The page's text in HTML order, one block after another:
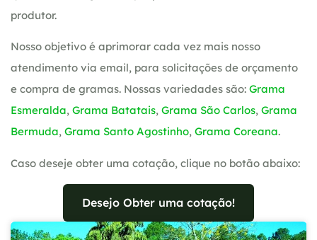
produtor.
Nosso objetivo é aprimorar cada vez mais nosso
atendimento via email, para solicitações de orçamento
e compra de gramas. Nossas variedades são: Grama
Esmeralda, Grama Batatais, Grama São Carlos, Grama
Bermuda, Grama Santo Agostinho, Grama Coreana.
Caso deseje obter uma cotação, clique no botão abaixo:
Desejo Obter uma cotação!